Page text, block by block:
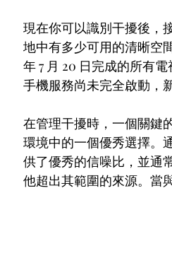
現在你可以識別干擾後，
地中有多少可用的清晰空
年 7 月 20 日完成的所有
手機服務尚未完全啟動，
在管理干擾時，一個關鍵
環境中的一個優秀選擇。
供了優秀的信噪比，並通
他超出其範圍的來源。當